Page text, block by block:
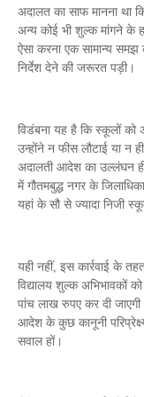
अदालत का साफ मानना था
अन्य कोई भी शुल्क मांगने के
ऐसा करना एक सामान्य
निर्देश देने की जरूरत पड़ी।
विडंबना यह है कि स्कूलों को
उन्होंने न फीस लौटाई या
अदालती आदेश का उल्लंघन
में गौतमबुद्ध नगर के
यहां के सौ से ज्यादा निजी
यही नहीं, इस कार्रवाई के
विद्यालय शुल्क अभिभावकों
पांच लाख रुपए कर दी
आदेश के कुछ कानूनी
सवाल हों।